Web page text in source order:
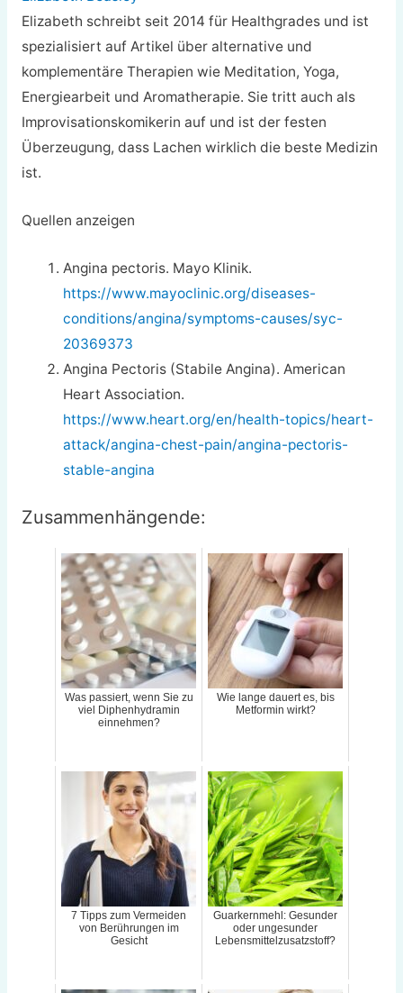
Elizabeth schreibt seit 2014 für Healthgrades und ist
spezialisiert auf Artikel über alternative und
komplementäre Therapien wie Meditation, Yoga,
Energiearbeit und Aromatherapie. Sie tritt auch als
Improvisationskomikerin auf und ist der festen
Überzeugung, dass Lachen wirklich die beste Medizin
ist.
Quellen anzeigen
Angina pectoris. Mayo Klinik.
https://www.mayoclinic.org/diseases-
conditions/angina/symptoms-causes/syc-
20369373
Angina Pectoris (Stabile Angina). American
Heart Association.
https://www.heart.org/en/health-topics/heart-
attack/angina-chest-pain/angina-pectoris-
stable-angina
Zusammenhängende:
Was passiert, wenn Sie zu
viel Diphenhydramin
einnehmen?
Wie lange dauert es, bis
Metformin wirkt?
7 Tipps zum Vermeiden
von Berührungen im
Gesicht
Guarkernmehl: Gesunder
oder ungesunder
Lebensmittelzusatzstoff?